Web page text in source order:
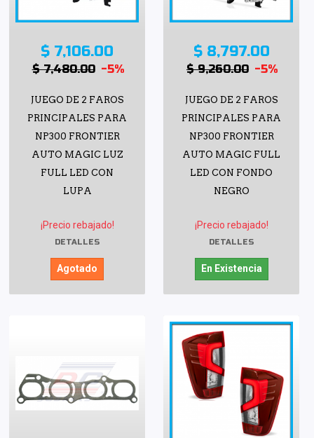
$ 7,106.00
$ 7,480.00 -5%
JUEGO DE 2 FAROS
PRINCIPALES PARA
NP300 FRONTIER
AUTO MAGIC LUZ
FULL LED CON
LUPA
¡Precio rebajado!
DETALLES
Agotado
$ 8,797.00
$ 9,260.00 -5%
JUEGO DE 2 FAROS
PRINCIPALES PARA
NP300 FRONTIER
AUTO MAGIC FULL
LED CON FONDO
NEGRO
¡Precio rebajado!
DETALLES
En Existencia